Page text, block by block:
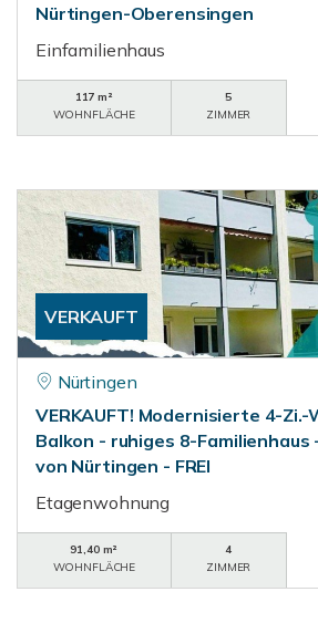
Nürtingen-Oberensingen
Einfamilienhaus
117 m²
WOHNFLÄCHE
5
ZIMMER
VERKAUFT
Nürtingen
VERKAUFT! Modernisierte 4-Zi.-
Balkon - ruhiges 8-
von Nürtingen - FREI
Etagenwohnung
91,40 m²
WOHNFLÄCHE
4
ZIMMER